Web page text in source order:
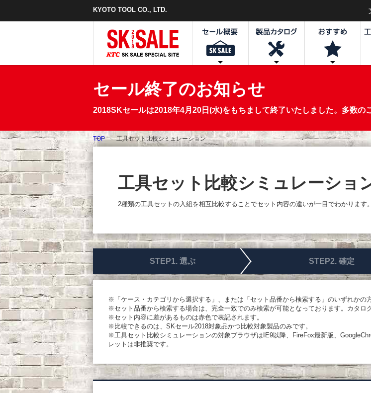
ま
プ
KYOTO TOOL CO., LTD.
セール終了のお知らせ
2018SKセールは2018年4月20日(水)をもちまして終了いたしました。多数の
TOP 工具セット比較シミュレーション
工具セット比較シミュレーショ
2種類の工具セットの入組を相互比較することでセット内容の違いが一目でわかります。
STEP1. 選ぶ STEP2. 確定
※「ケース・カテゴリから選択する」、または「セット品番から検索する」のいずれかの
※セット品番から検索する場合は、完全一致でのみ検索が可能となっております。カタロ
※セット内容に差があるものは赤色で表記されます。
※比較できるのは、SKセール2018対象品かつ比較対象製品のみです。
※工具セット比較シミュレーションの対象ブラウザはIE9以降、FireFox最新版、
レットは非推奨です。